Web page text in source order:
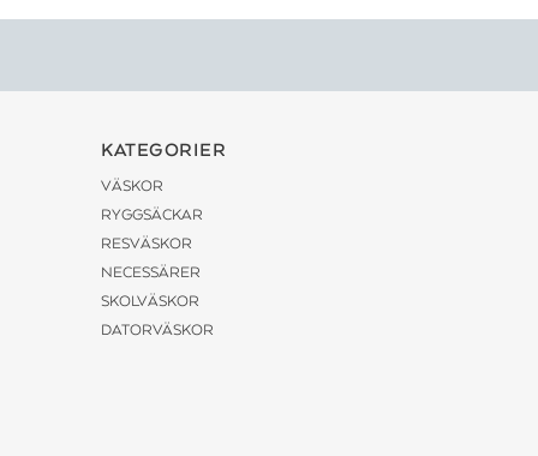
KATEGORIER
VÄSKOR
RYGGSÄCKAR
RESVÄSKOR
NECESSÄRER
SKOLVÄSKOR
DATORVÄSKOR